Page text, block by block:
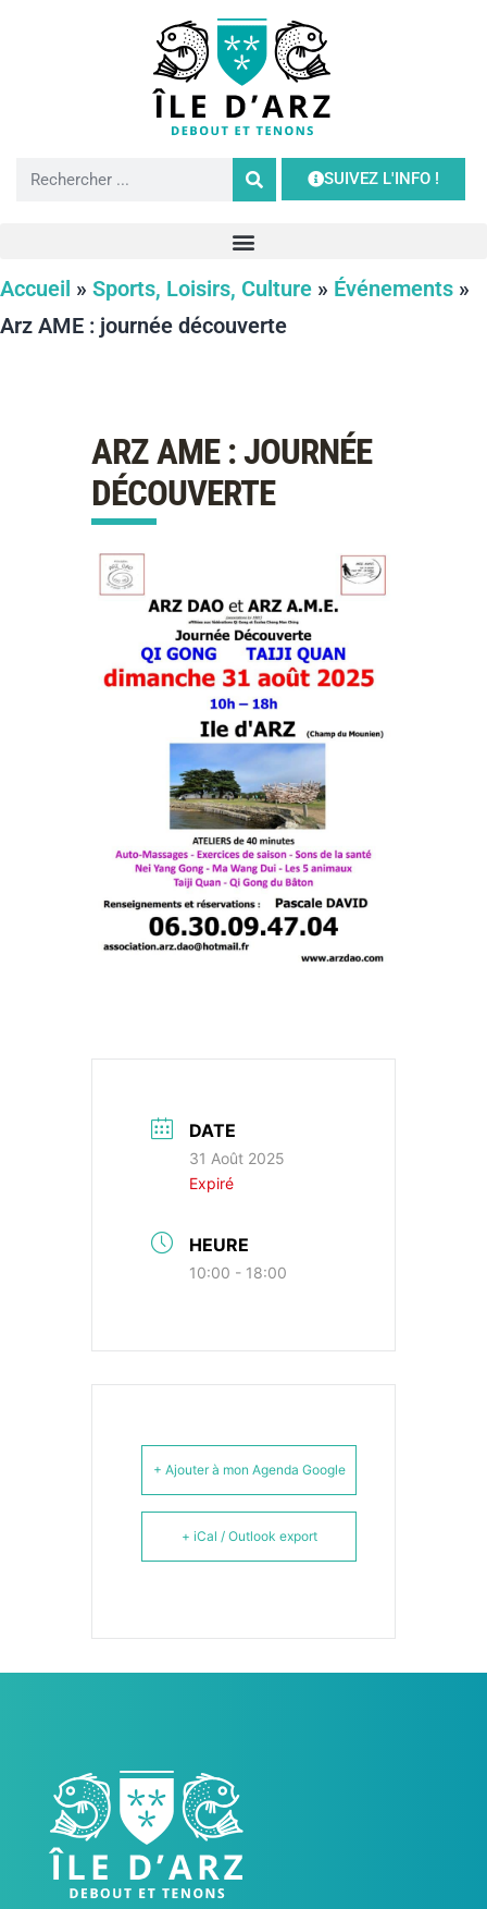
SUIVEZ L'INFO !
Accueil » Sports, Loisirs, Culture » Événements »
Arz AME : journée découverte
ARZ AME : JOURNÉE
DÉCOUVERTE
DATE
31 Août 2025
Expiré
HEURE
10:00 - 18:00
+ Ajouter à mon Agenda Google
+ iCal / Outlook export